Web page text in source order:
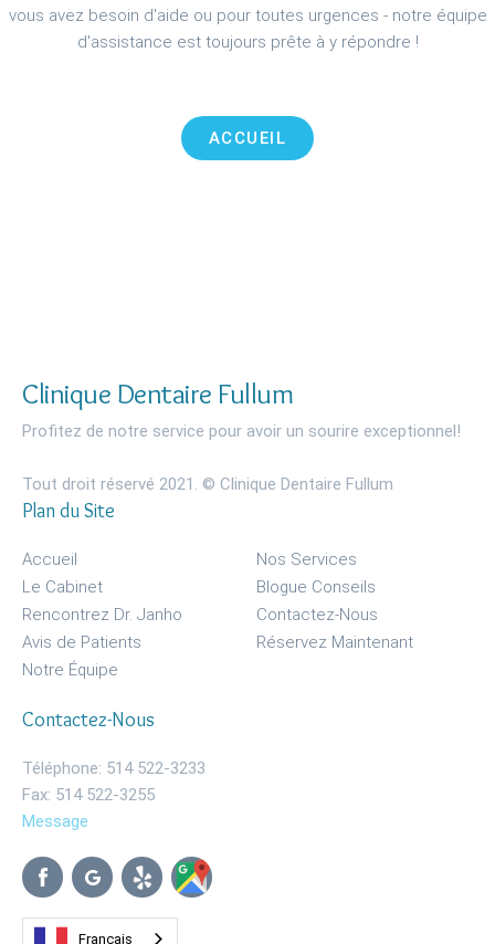
vous avez besoin d'aide ou pour toutes urgences - notre équipe
d'assistance est toujours prête à y répondre !
ACCUEIL
Clinique Dentaire Fullum
Profitez de notre service pour avoir un sourire exceptionnel!
Tout droit réservé 2021. © Clinique Dentaire Fullum
Plan du Site
Accueil
Le Cabinet
Rencontrez Dr. Janho
Avis de Patients
Notre Équipe
Nos Services
Blogue Conseils
Contactez-Nous
Réservez Maintenant
Contactez-Nous
Téléphone: 514 522-3233
Fax: 514 522-3255
Message
Français